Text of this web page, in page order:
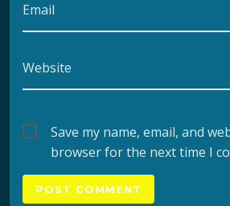
Email
Website
Save my name, email, and
browser for the next time I